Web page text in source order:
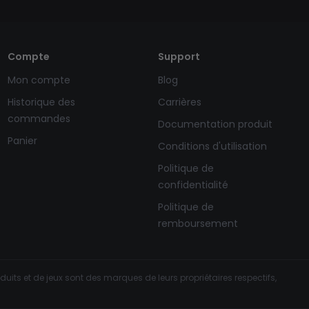
Compte
Mon compte
Historique des
commandes
Panier
Support
Blog
Carrières
Documentation produit
Conditions d'utilisation
Politique de
confidentialité
Politique de
remboursement
et de jeux sont des marques de leurs propriétaires respectifs,